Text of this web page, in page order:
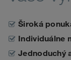
Široká
Individuálne
Jednoduchý